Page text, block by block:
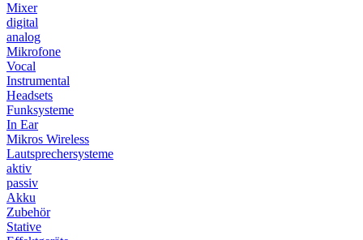
Mixer
digital
analog
Mikrofone
Vocal
Instrumental
Headsets
Funksysteme
In Ear
Mikros Wireless
Lautsprechersysteme
aktiv
passiv
Akku
Zubehör
Stative